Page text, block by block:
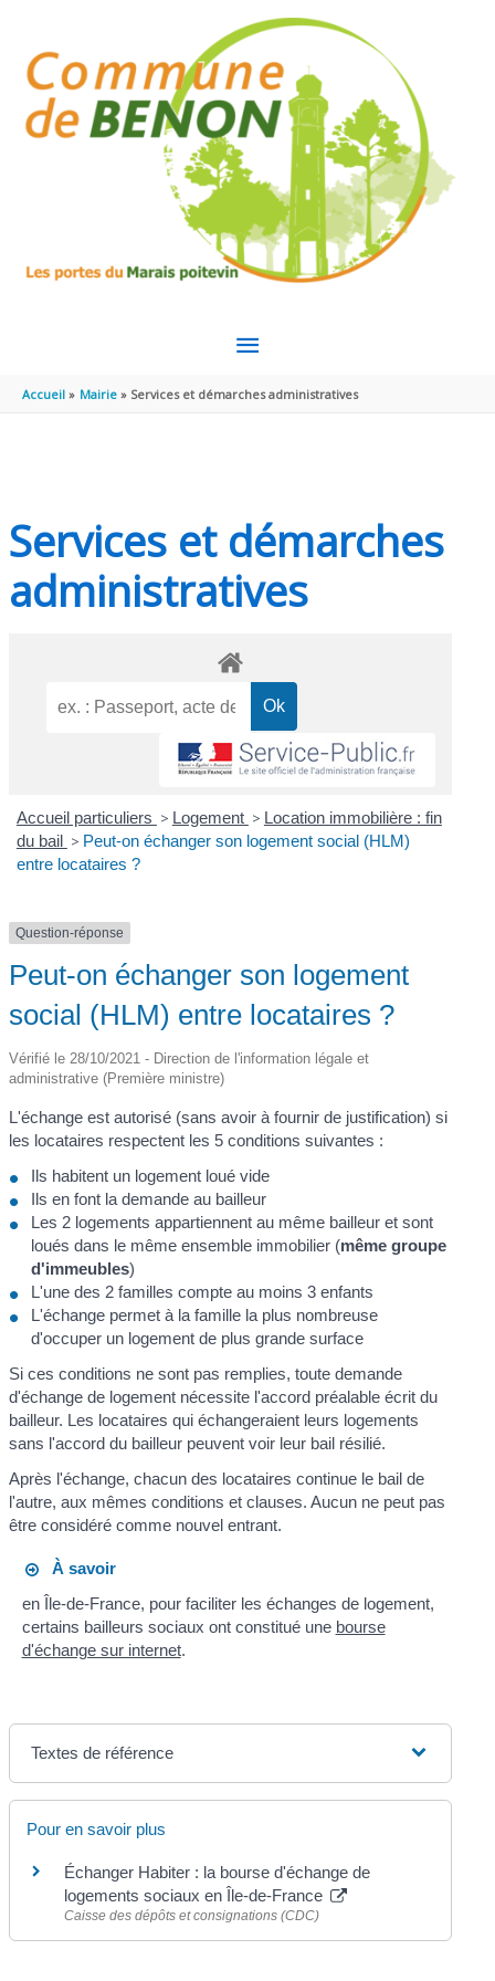
MENU
PRINCIPAL
Accueil Mairie Services et démarches administratives
Services et démarches
administratives
Accueil particuliers > Logement > Location immobilière : fin
du bail > Peut-on échanger son logement social (HLM)
entre locataires ?
Question-réponse
Peut-on échanger son logement
social (HLM) entre locataires ?
Vérifié le 28/10/2021 - Direction de l'information légale et
administrative (Première ministre)
L'échange est autorisé (sans avoir à fournir de justification) si
les locataires respectent les 5 conditions suivantes :
Ils habitent un logement loué vide
Ils en font la demande au bailleur
Les 2 logements appartiennent au même bailleur et sont
loués dans le même ensemble immobilier (même groupe
d'immeubles)
L'une des 2 familles compte au moins 3 enfants
L'échange permet à la famille la plus nombreuse
d'occuper un logement de plus grande surface
Si ces conditions ne sont pas remplies, toute demande
d'échange de logement nécessite l'accord préalable écrit du
bailleur. Les locataires qui échangeraient leurs logements
sans l'accord du bailleur peuvent voir leur bail résilié.
Après l'échange, chacun des locataires continue le bail de
l'autre, aux mêmes conditions et clauses. Aucun ne peut pas
être considéré comme nouvel entrant.
À savoir
en Île-de-France, pour faciliter les échanges de logement,
certains bailleurs sociaux ont constitué une bourse
d'échange sur internet.
Textes de référence
Pour en savoir plus
Échanger Habiter : la bourse d'échange de
logements sociaux en Île-de-France
Caisse des dépôts et consignations (CDC)